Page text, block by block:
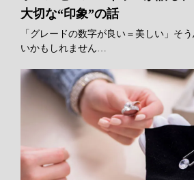
大切な“印象”の話
「グレードの数字が良い＝美しい」そ
いかもしれません…